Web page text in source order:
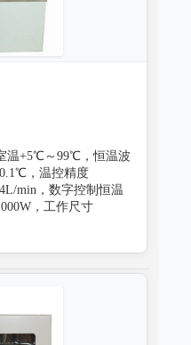
温+5℃～99℃，恒温波
，温控精度
min，数字控制恒温
，工作尺寸